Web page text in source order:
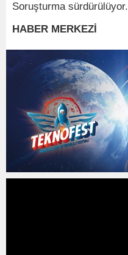
Soruşturma sürdürülüyor.
HABER MERKEZİ